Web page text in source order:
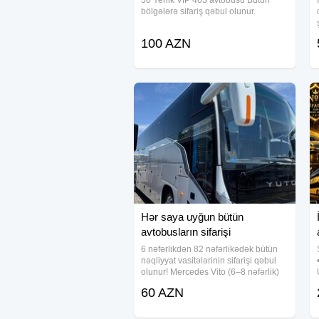
bölgələrə sifariş qəbul olunur.
100 AZN
Hər saya uyğun bütün
avtobusların sifarişi
6 nəfərlikdən 82 nəfərlikədək bütün
nəqliyyat vasitələrinin sifarişi qəbul
olunur! Mercedes Vito (6–8 nəfərlik)
Hyundai, Isuzu, Otokar və digər orta
60 AZN